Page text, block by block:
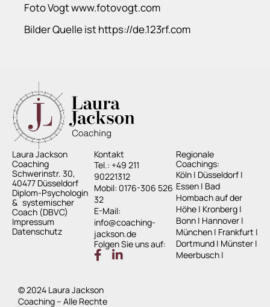
Foto Vogtwww.fotovogt.com
Bilder Quelle isthttps://de.123rf.com
Laura Jackson
Coaching
Schwerinstr. 30,
40477 Düsseldorf
Diplom-Psychologin
& systemischer
Coach (DBVC)
Impressum
Datenschutz
Kontakt
Tel.: +49 211
90221312
Mobil: 0176-306 526
32
E-Mail:
info@coaching-
jackson.de
Folgen Sie uns auf:
Regionale
Coachings:
Köln | Düsseldorf |
Essen | Bad
Hombach auf der
Höhe | Kronberg |
Bonn | Hannover |
München | Frankfurt |
Dortmund | Münster |
Meerbusch |
© 2024 Laura Jackson
Coaching – Alle Rechte